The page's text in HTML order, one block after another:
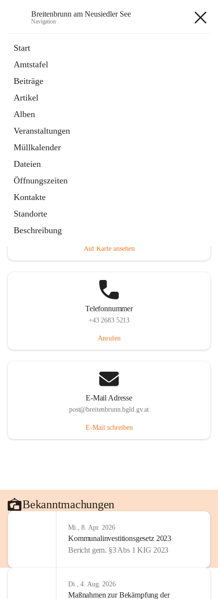
Breitenbrunn am Neusiedler See
Navigation
Start
Amtstafel
Beiträge
Artikel
Alben
Veranstaltungen
Müllkalender
Dateien
Öffnungszeiten
Kontakte
Standorte
Beschreibung
18 Schnellzugriffe
Gemeindeservice
Auf Karte ansehen
Telefonnummer
+43 2683 5213
Anrufen
E-Mail Adresse
post@breitenbrunn.bgld.gv.at
E-Mail schreiben
Bekanntmachungen
Mi., 8. Apr. 2026
Kommunalinvestitionsgesetz 2023
Bericht gem. §3 Abs 1 KIG 2023
Di., 4. Aug. 2026
Maßnahmen zur Bekämpfung der